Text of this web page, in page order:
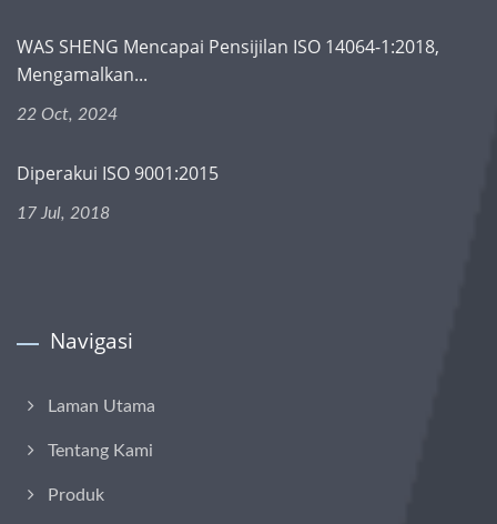
WAS SHENG Mencapai Pensijilan ISO 14064-1:2018,
Mengamalkan...
22 Oct, 2024
Diperakui ISO 9001:2015
17 Jul, 2018
Navigasi
Laman Utama
Tentang Kami
Produk